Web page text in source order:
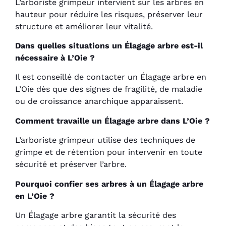
L’arboriste grimpeur intervient sur les arbres en
hauteur pour réduire les risques, préserver leur
structure et améliorer leur vitalité.
Dans quelles situations un Élagage arbre est-il
nécessaire à L’Oie ?
Il est conseillé de contacter un Élagage arbre en
L’Oie dès que des signes de fragilité, de maladie
ou de croissance anarchique apparaissent.
Comment travaille un Élagage arbre dans L’Oie ?
L’arboriste grimpeur utilise des techniques de
grimpe et de rétention pour intervenir en toute
sécurité et préserver l’arbre.
Pourquoi confier ses arbres à un Élagage arbre
en L’Oie ?
Un Élagage arbre garantit la sécurité des